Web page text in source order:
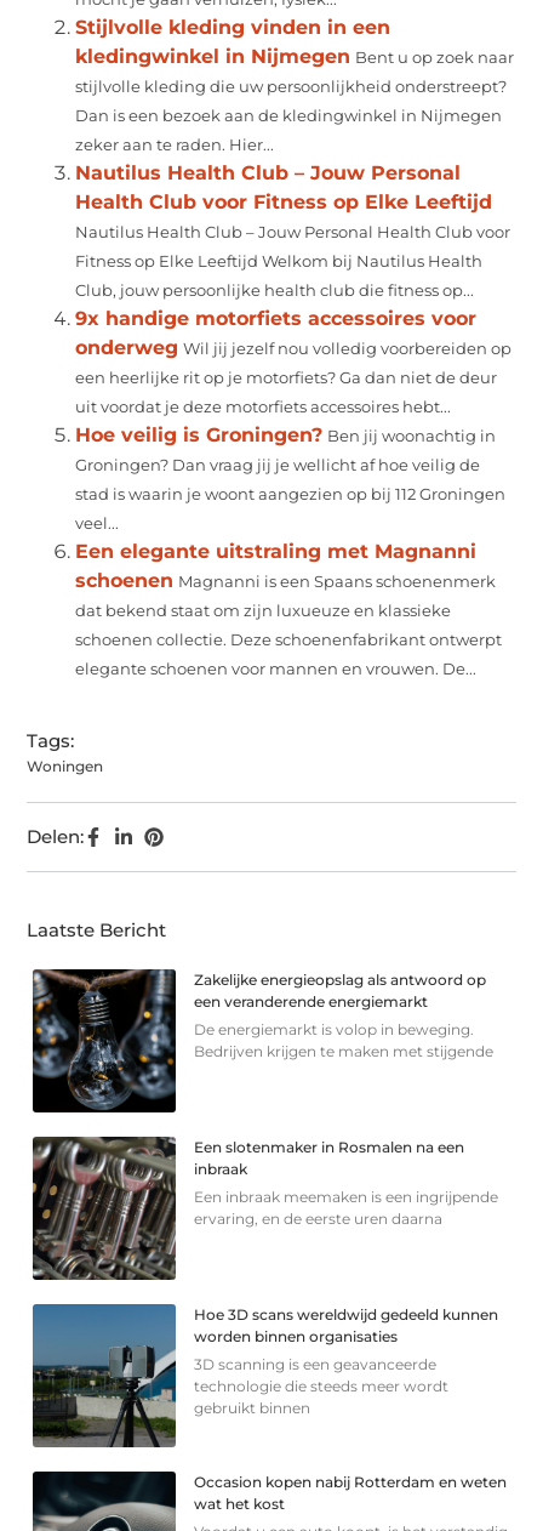
Stijlvolle kleding vinden in een
kledingwinkel in Nijmegen Bent u op zoek naar
stijlvolle kleding die uw persoonlijkheid onderstreept?
Dan is een bezoek aan de kledingwinkel in Nijmegen
zeker aan te raden. Hier...
Nautilus Health Club – Jouw Personal
Health Club voor Fitness op Elke Leeftijd
Nautilus Health Club – Jouw Personal Health Club voor
Fitness op Elke Leeftijd Welkom bij Nautilus Health
Club, jouw persoonlijke health club die fitness op...
9x handige motorfiets accessoires voor
onderweg Wil jij jezelf nou volledig voorbereiden op
een heerlijke rit op je motorfiets? Ga dan niet de deur
uit voordat je deze motorfiets accessoires hebt...
Hoe veilig is Groningen? Ben jij woonachtig in
Groningen? Dan vraag jij je wellicht af hoe veilig de
stad is waarin je woont aangezien op bij 112 Groningen
veel...
Een elegante uitstraling met Magnanni
schoenen Magnanni is een Spaans schoenenmerk
dat bekend staat om zijn luxueuze en klassieke
schoenen collectie. Deze schoenenfabrikant ontwerpt
elegante schoenen voor mannen en vrouwen. De...
Tags:
Woningen
Delen:
Laatste Bericht
Zakelijke energieopslag als antwoord op
een veranderende energiemarkt
De energiemarkt is volop in beweging.
Bedrijven krijgen te maken met stijgende
Een slotenmaker in Rosmalen na een
inbraak
Een inbraak meemaken is een ingrijpende
ervaring, en de eerste uren daarna
Hoe 3D scans wereldwijd gedeeld kunnen
worden binnen organisaties
3D scanning is een geavanceerde
technologie die steeds meer wordt
gebruikt binnen
Occasion kopen nabij Rotterdam en weten
wat het kost